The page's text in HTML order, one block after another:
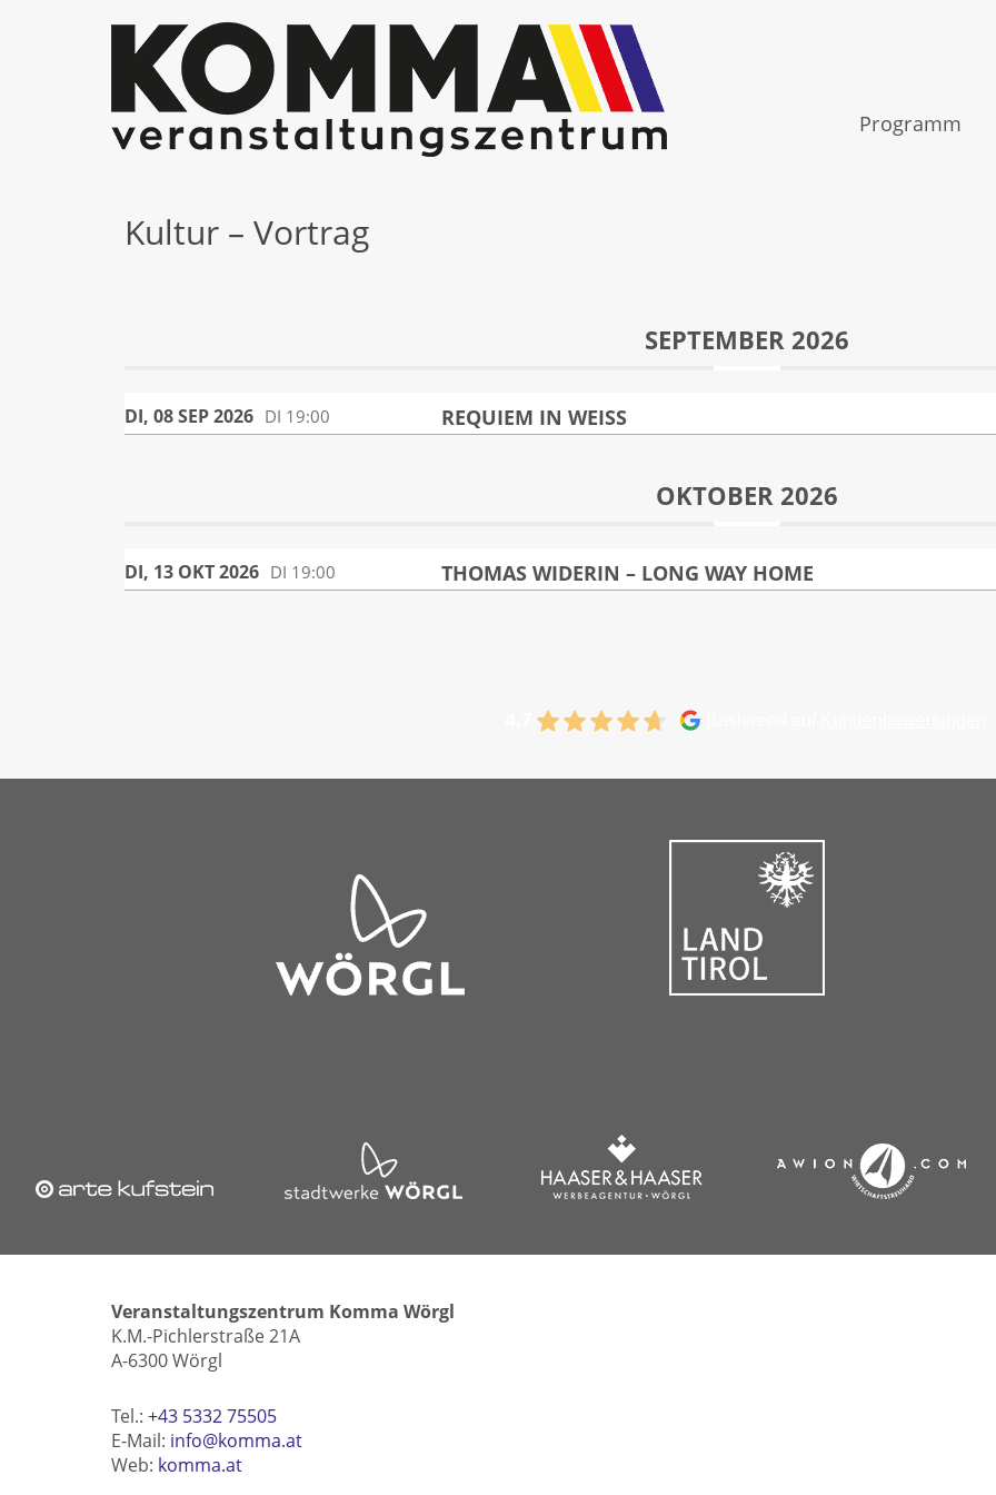
Programm
Kultur – Vortrag
SEPTEMBER 2026
DI, 08 SEP 2026 DI 19:00 REQUIEM IN WEISS
OKTOBER 2026
DI, 13 OKT 2026 DI 19:00 THOMAS WIDERIN – LONG WAY HOME
Veranstaltungszentrum Komma Wörgl
K.M.-Pichlerstraße 21A
A-6300 Wörgl
Tel.: +43 5332 75505
E-Mail: info@komma.at
Web: komma.at